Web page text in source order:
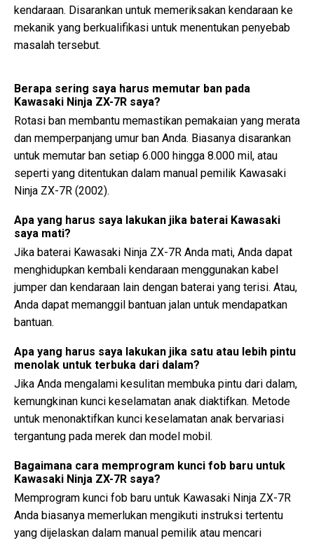
kendaraan. Disarankan untuk memeriksakan kendaraan ke
mekanik yang berkualifikasi untuk menentukan penyebab
masalah tersebut.
Berapa sering saya harus memutar ban pada
Kawasaki Ninja ZX-7R saya?
Rotasi ban membantu memastikan pemakaian yang merata
dan memperpanjang umur ban Anda. Biasanya disarankan
untuk memutar ban setiap 6.000 hingga 8.000 mil, atau
seperti yang ditentukan dalam manual pemilik Kawasaki
Ninja ZX-7R (2002).
Apa yang harus saya lakukan jika baterai Kawasaki
saya mati?
Jika baterai Kawasaki Ninja ZX-7R Anda mati, Anda dapat
menghidupkan kembali kendaraan menggunakan kabel
jumper dan kendaraan lain dengan baterai yang terisi. Atau,
Anda dapat memanggil bantuan jalan untuk mendapatkan
bantuan.
Apa yang harus saya lakukan jika satu atau lebih pintu
menolak untuk terbuka dari dalam?
Jika Anda mengalami kesulitan membuka pintu dari dalam,
kemungkinan kunci keselamatan anak diaktifkan. Metode
untuk menonaktifkan kunci keselamatan anak bervariasi
tergantung pada merek dan model mobil.
Bagaimana cara memprogram kunci fob baru untuk
Kawasaki Ninja ZX-7R saya?
Memprogram kunci fob baru untuk Kawasaki Ninja ZX-7R
Anda biasanya memerlukan mengikuti instruksi tertentu
yang dijelaskan dalam manual pemilik atau mencari